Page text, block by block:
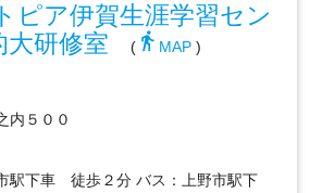
ピア伊賀生涯学習セン
研修室
(directions_walk MAP)
内５００
駅下車 徒歩２分 バス：上野市駅下